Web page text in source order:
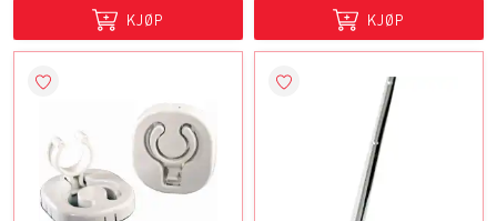
KJØP KJØP